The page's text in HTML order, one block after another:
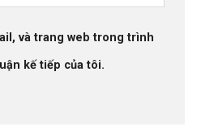
và trang web trong trình
kế tiếp của tôi.